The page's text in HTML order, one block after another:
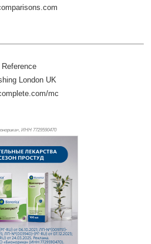
London UK
mc
ИНН 7729590470